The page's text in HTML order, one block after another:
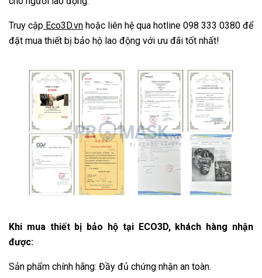
Truy cập Eco3D.vn hoặc liên hệ qua hotline 098 333 0380 để
đặt mua thiết bị bảo hộ lao động với ưu đãi tốt nhất!
Khi mua thiết bị bảo hộ tại ECO3D, khách hàng nhận
được:
Sản phẩm chính hãng: Đầy đủ chứng nhận an toàn.